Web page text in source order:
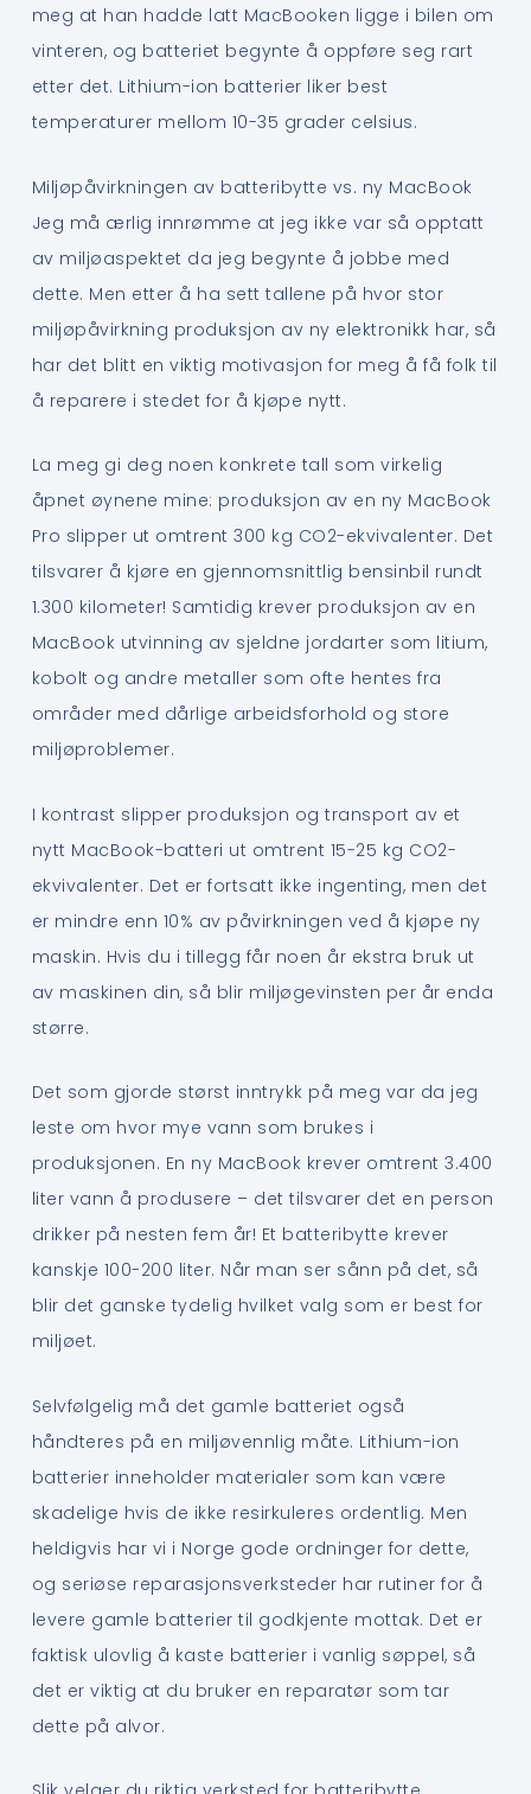
meg at han hadde latt MacBooken ligge i bilen om
vinteren, og batteriet begynte å oppføre seg rart
etter det. Lithium-ion batterier liker best
temperaturer mellom 10-35 grader celsius.
Miljøpåvirkningen av batteribytte vs. ny MacBook
Jeg må ærlig innrømme at jeg ikke var så opptatt
av miljøaspektet da jeg begynte å jobbe med
dette. Men etter å ha sett tallene på hvor stor
miljøpåvirkning produksjon av ny elektronikk har, så
har det blitt en viktig motivasjon for meg å få folk til
å reparere i stedet for å kjøpe nytt.
La meg gi deg noen konkrete tall som virkelig
åpnet øynene mine: produksjon av en ny MacBook
Pro slipper ut omtrent 300 kg CO2-ekvivalenter. Det
tilsvarer å kjøre en gjennomsnittlig bensinbil rundt
1.300 kilometer! Samtidig krever produksjon av en
MacBook utvinning av sjeldne jordarter som litium,
kobolt og andre metaller som ofte hentes fra
områder med dårlige arbeidsforhold og store
miljøproblemer.
I kontrast slipper produksjon og transport av et
nytt MacBook-batteri ut omtrent 15-25 kg CO2-
ekvivalenter. Det er fortsatt ikke ingenting, men det
er mindre enn 10% av påvirkningen ved å kjøpe ny
maskin. Hvis du i tillegg får noen år ekstra bruk ut
av maskinen din, så blir miljøgevinsten per år enda
større.
Det som gjorde størst inntrykk på meg var da jeg
leste om hvor mye vann som brukes i
produksjonen. En ny MacBook krever omtrent 3.400
liter vann å produsere – det tilsvarer det en person
drikker på nesten fem år! Et batteribytte krever
kanskje 100-200 liter. Når man ser sånn på det, så
blir det ganske tydelig hvilket valg som er best for
miljøet.
Selvfølgelig må det gamle batteriet også
håndteres på en miljøvennlig måte. Lithium-ion
batterier inneholder materialer som kan være
skadelige hvis de ikke resirkuleres ordentlig. Men
heldigvis har vi i Norge gode ordninger for dette,
og seriøse reparasjonsverksteder har rutiner for å
levere gamle batterier til godkjente mottak. Det er
faktisk ulovlig å kaste batterier i vanlig søppel, så
det er viktig at du bruker en reparatør som tar
dette på alvor.